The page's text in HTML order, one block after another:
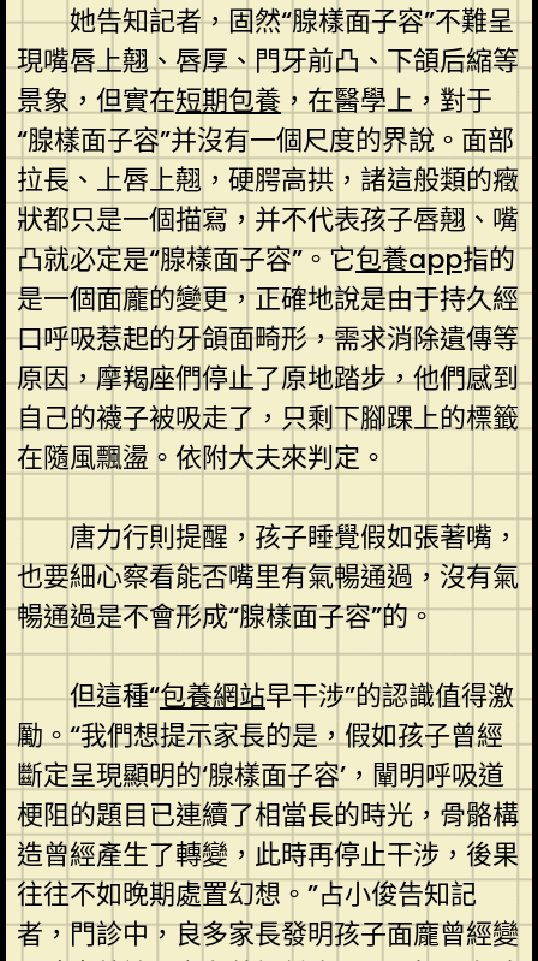
她告知記者，固然“腺樣面子容”不難呈
現嘴唇上翹、唇厚、門牙前凸、下頜后縮等
景象，但實在短期包養 ，在醫學上，對于
“腺樣面子容”并沒有一個尺度的界說。面部
拉長、上唇上翹，硬腭高拱，諸這般類的癥
狀都只是一個描寫，并不代表孩子唇翹、嘴
凸就必定是“腺樣面子容”。它包養app指的
是一個面龐的變更，正確地說是由于持久經
口呼吸惹起的牙頜面畸形，需求消除遺傳等
原因，摩羯座們停止了原地踏步，他們感到
自己的襪子被吸走了，只剩下腳踝上的標籤
在隨風飄盪。依附大夫來判定。
唐力行則提醒，孩子睡覺假如張著嘴，
也要細心察看能否嘴里有氣暢通過，沒有氣
暢通過是不會形成“腺樣面子容”的。
但這種“包養網站早干涉”的認識值得激
勵。“我們想提示家長的是，假如孩子曾經
斷定呈現顯明的‘腺樣面子容’，闡明呼吸道
梗阻的題目已連續了相當長的時光，骨骼構
造曾經產生了轉變，此時再停止干涉，後果
往往不如晚期處置幻想。”占小俊告知記
者，門診中，良多家長發明孩子面龐曾經變